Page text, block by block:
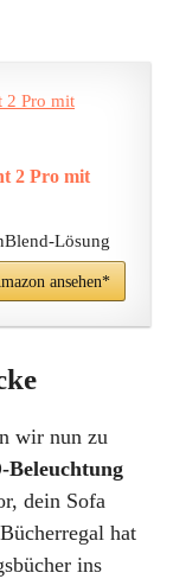
2 Pro mit
Lösung
ansehen*
wir nun zu
Beleuchtung
dein Sofa
hat
ins